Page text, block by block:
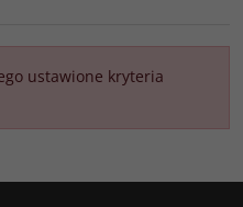
ustawione kryteria